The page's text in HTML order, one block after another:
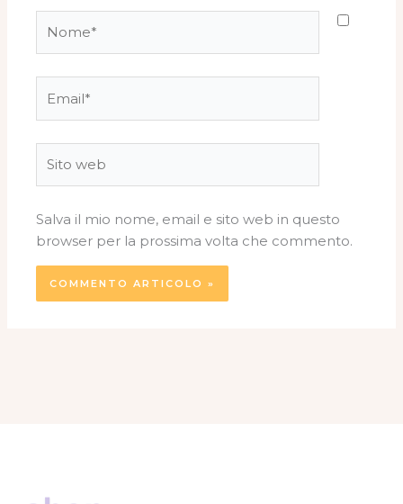
web
Salva il mio nome, email e sito web in questo
browser per la prossima volta che commento.